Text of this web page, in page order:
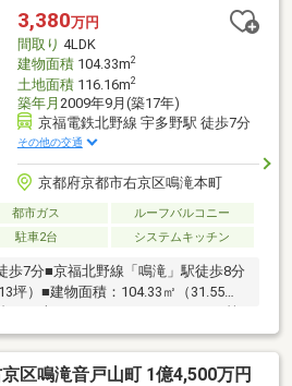
の住まい探しをお手伝いします
ご相談はお気軽にお問い合わせく
3,380万円
間取り 4LDK
建物面積104.33m2
土地面積116.16m2
築年月 2009年9月(築17年)
京福電鉄北野線 宇多野駅 徒歩7分
その他の交通
京都府京都市右京区鳴滝本町
都市ガス
ルーフバルコニー
駐車2台 システムキッチン
歩7分■京福北野線「鳴滝」駅徒歩8分
坪）■建物面積：104.33㎡（31.55
境】・セブンイレブン京都福王子店
新丸太町店 1160ｍ・スギ薬局常盤
便局 約200ｍ・京都市立宇多野小学
区鳴滝音戸山町 1億4,500万円